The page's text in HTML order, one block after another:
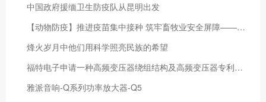
中国政府援缅卫生防疫队从昆明出发
【动物防疫】推进疫苗集中接种 筑牢畜牧业安全屏障——铁干里克村开展疫苗接种工作
烽火岁月中他们用科学照亮民族的希望
福特电子申请一种高频变压器绕组结构及高频变压器专利达到了快速对初级绕组或次级进行安装或更换的效果
雅派音响-Q系列功率放大器-Q5